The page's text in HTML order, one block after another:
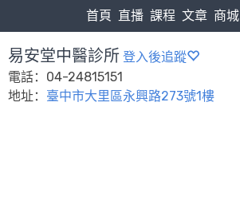
首頁 直播 課程 文章 商城
易安堂中醫診所 登入後追蹤
電話：04-24815151
地址： 臺中市大里區永興路273號1樓